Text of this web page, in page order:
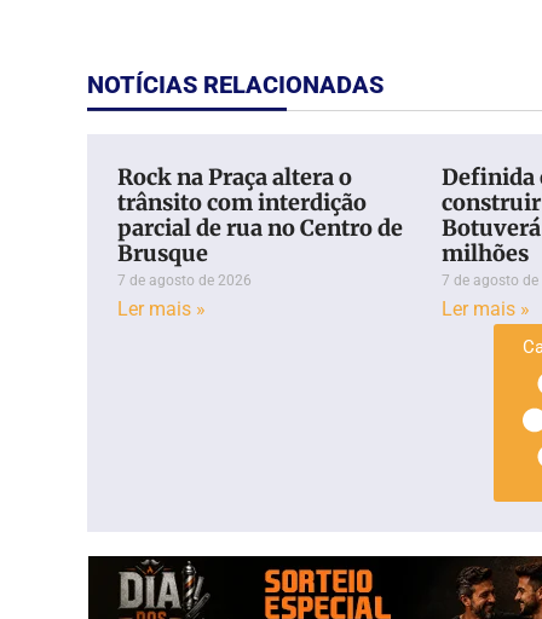
NOTÍCIAS RELACIONADAS
Rock na Praça altera o
trânsito com interdição
parcial de rua no Centro de
Brusque
7 de agosto de 2026
Ler mais »
Definida
construir
milhões
7 de agosto
Ler mais »